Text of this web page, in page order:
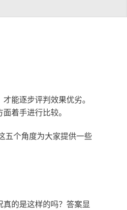
能逐步评判效果优劣。
着手进行比较。
五个角度为大家提供一些
的是这样的吗？答案显